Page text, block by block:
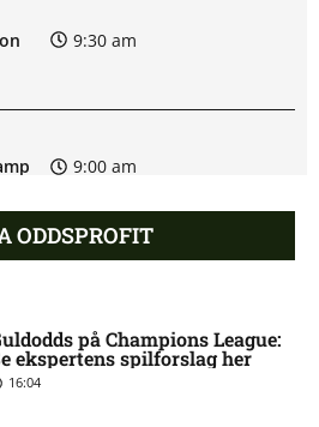
9:30 am
9:00 am
6:44 am
ODDSPROFIT
på Champions League:
ekspertens spilforslag her
16:04